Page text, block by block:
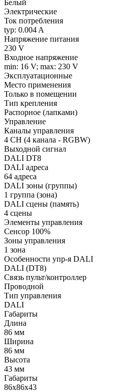
Белый
Электрические
Ток потребления
typ: 0.004 A
Напряжение питания
230 V
Входное напряжение
min: 16 V; max: 230 V
Эксплуатационные
Место применения
Только в помещении
Тип крепления
Распорное (лапками)
Управление
Каналы управления
4 CH (4 канала - RGBW)
Выходной сигнал
DALI DT8
DALI адреса
64 адреса
DALI зоны (группы)
1 группа (зона)
DALI сцены (память)
4 сцены
Элементы управления
Сенсор 100%
Зоны управления
1 зона
Особенности упр-я DALI
DALI (DT8)
Связь пульт/контроллер
Проводной
Тип управления
DALI
Габариты
Длина
86 мм
Ширина
86 мм
Высота
43 мм
Габариты
86x86x43